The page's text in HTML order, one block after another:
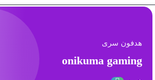
هدفون سری
onikuma gaming